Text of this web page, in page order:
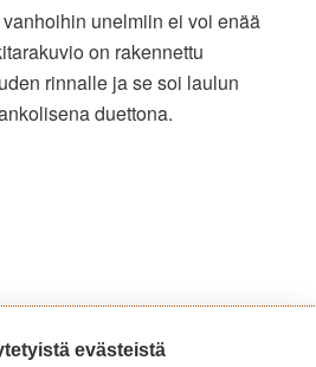
unelmiin ei voi enää
on rakennettu
rinnalle ja se soi laulun
duettona.
evästeistä